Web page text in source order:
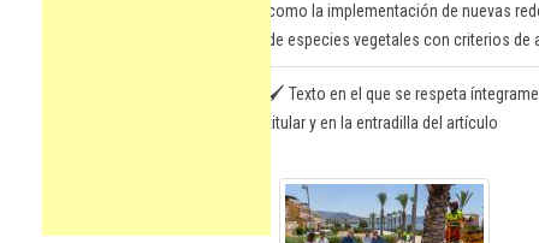
como la implementación de nuevas
de especies vegetales con criterios
🖌️ Texto en el que se respeta
titular y en la entradilla del artículo